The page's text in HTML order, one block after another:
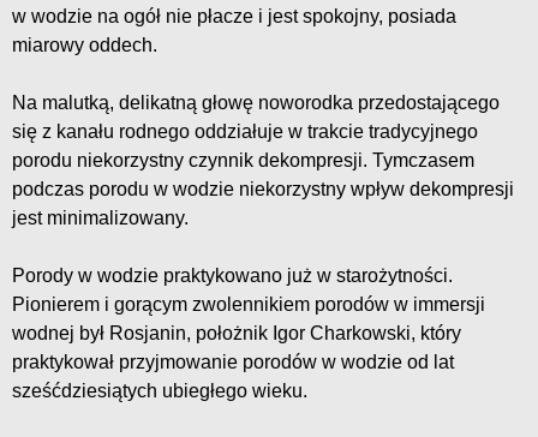
w wodzie na ogół nie płacze i jest spokojny, posiada
miarowy oddech.
Na malutką, delikatną głowę noworodka przedostającego
się z kanału rodnego oddziałuje w trakcie tradycyjnego
porodu niekorzystny czynnik dekompresji. Tymczasem
podczas porodu w wodzie niekorzystny wpływ dekompresji
jest minimalizowany.
Porody w wodzie praktykowano już w starożytności.
Pionierem i gorącym zwolennikiem porodów w immersji
wodnej był Rosjanin, położnik Igor Charkowski, który
praktykował przyjmowanie porodów w wodzie od lat
sześćdziesiątych ubiegłego wieku.